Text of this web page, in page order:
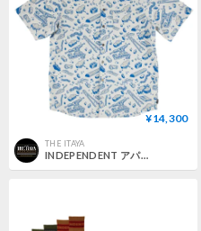
¥14,300
THE ITAYA
INDEPENDENT アパレル シャツ 半袖 インディペンデント Under The Bridge Pattern Independent Mens Shirt (Concrete/Blue)